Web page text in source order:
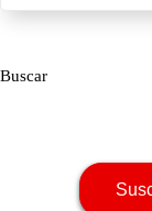
Buscar